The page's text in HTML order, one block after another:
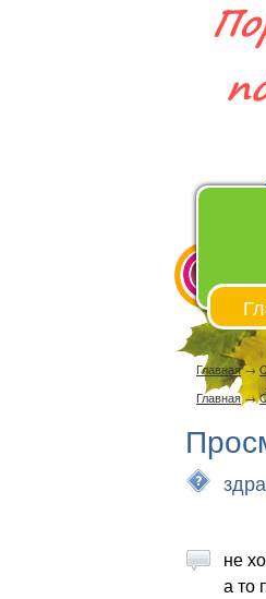
Главная→
Главная→
не
а то